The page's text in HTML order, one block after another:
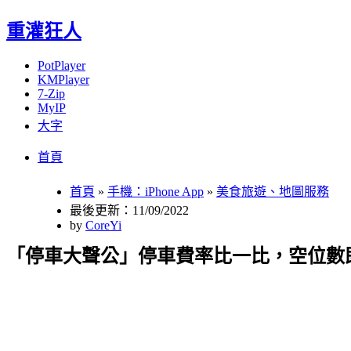
重灌狂人
PotPlayer
KMPlayer
7-Zip
MyIP
大字
首頁
首頁 » 手機：iPhone App » 美食旅遊、地圖服務
最後更新：11/09/2022
by CoreYi
「停車大聲公」停車費率比一比，空位